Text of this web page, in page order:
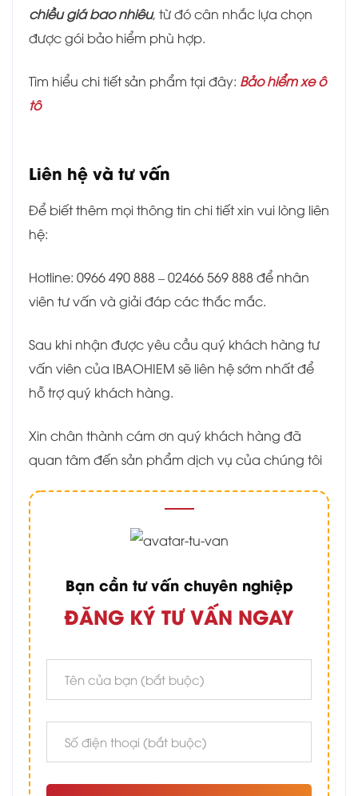
chiều giá bao nhiêu, từ đó cân nhắc lựa chọn
được gói bảo hiểm phù hợp.
Tìm hiểu chi tiết sản phẩm tại đây: Bảo hiểm xe ô
tô
Liên hệ và tư vấn
Để biết thêm mọi thông tin chi tiết xin vui lòng liên
hệ:
Hotline: 0966 490 888 – 02466 569 888 để nhân
viên tư vấn và giải đáp các thắc mắc.
Sau khi nhận được yêu cầu quý khách hàng tư
vấn viên của IBAOHIEM sẽ liên hệ sớm nhất để
hỗ trợ quý khách hàng.
Xin chân thành cám ơn quý khách hàng đã
quan tâm đến sản phẩm dịch vụ của chúng tôi
Bạn cần tư vấn chuyên nghiệp
ĐĂNG KÝ TƯ VẤN NGAY